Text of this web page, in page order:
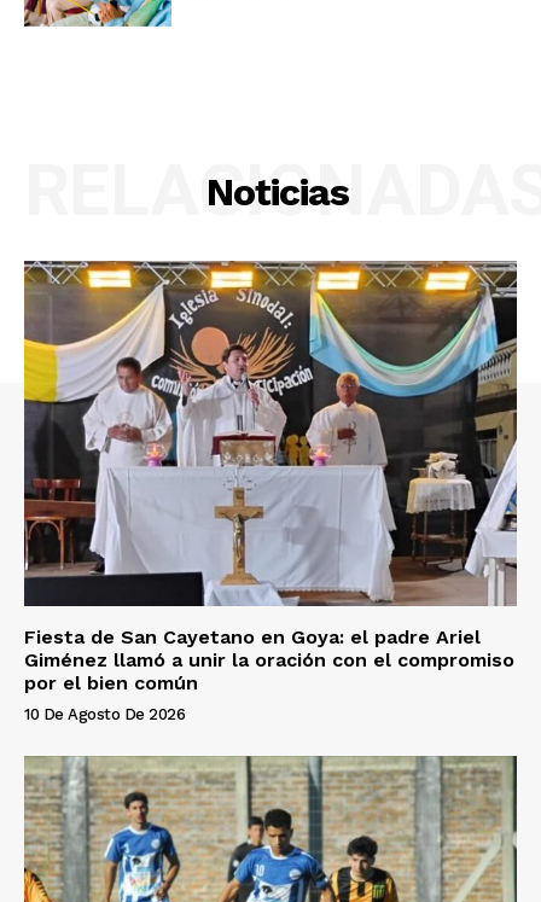
Noticias
Fiesta de San Cayetano en Goya: el padre Ariel
Giménez llamó a unir la oración con el compromiso
por el bien común
10 De Agosto De 2026